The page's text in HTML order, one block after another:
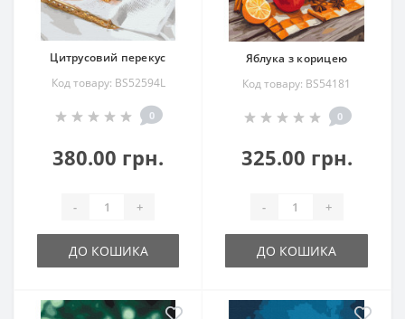
Цитрусовий перекус
Код товару: BS52594L
0
380.00 грн.
- +
ДО КОШИКА
Яблука з корицею
Код товару: BS54181
0
325.00 грн.
- +
ДО КОШИКА